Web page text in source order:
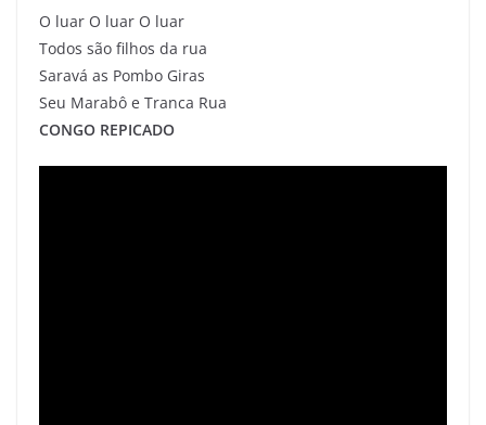
O luar O luar O luar
Todos são filhos da rua
Saravá as Pombo Giras
Seu Marabô e Tranca Rua
CONGO REPICADO